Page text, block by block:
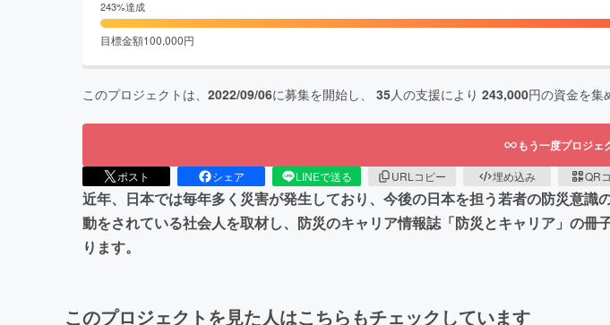
243%達成
目標金額100,000円
このプロジェクトは、 2022/09/06に募集を開始し、 35人の支援により 243,000円の資金を集
もう一度プロジェ
ポスト シェア LINEで送る URLコピー 埋め込み QR
近年、日本では毎年多く災害が発生しており、今後の日本を担う若者の防災意
動をされている社会人を取材し、防災のキャリア情報誌「防災とキャリア」の
ります。
このプロジェクトを見た人はこちらもチェックしています